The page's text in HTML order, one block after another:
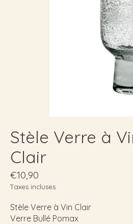
Stèle Verre à
Clair
€10,90
Taxes incluses
Stèle Verre à Vin Clair
Verre Bullé Pomax